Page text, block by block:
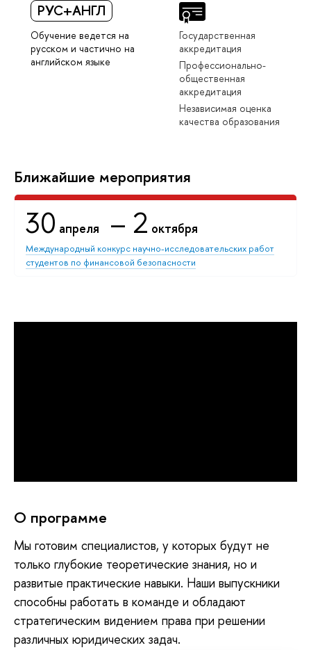
РУС+АНГЛ
Обучение ведется на
русском и частично на
английском языке
Государственная
аккредитация
Профессионально-
общественная
аккредитация
Независимая оценка
качества образования
Ближайшие мероприятия
30 апреля – 2 октября
Международный конкурс научно-исследовательских работ
студентов по финансовой безопасности
О программе
Мы готовим специалистов, у которых будут не
только глубокие теоретические знания, но и
развитые практические навыки. Наши выпускники
способны работать в команде и обладают
стратегическим видением права при решении
различных юридических задач.